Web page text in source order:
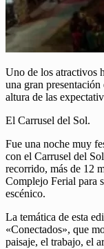
Uno de los atractivos
una gran
altura de las
El Carrusel del Sol.
Fue una noche muy
con el Carrusel del
recorrido, más de 12
Complejo Ferial para
escénico.
La temática de esta
«Conectados», que
paisaje, el trabajo, el